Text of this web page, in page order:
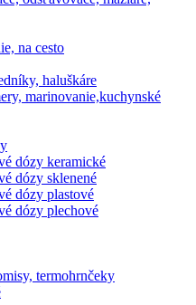
na cesto
haluškáre
marinovanie,kuchynské
dózy keramické
dózy sklenené
dózy plastové
dózy plechové
termohrnčeky